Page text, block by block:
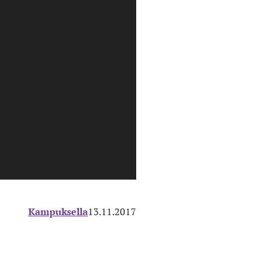
Kampuksella13.11.2017